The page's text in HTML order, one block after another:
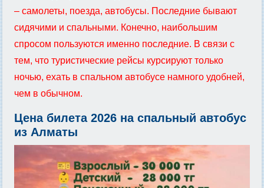
– самолеты, поезда, автобусы. Последние бывают
сидячими и спальными. Конечно, наибольшим
спросом пользуются именно последние. В связи с
тем, что туристические рейсы курсируют только
ночью, ехать в спальном автобусе намного удобней,
чем в обычном.
Цена билета 2026 на спальный автобус
из Алматы